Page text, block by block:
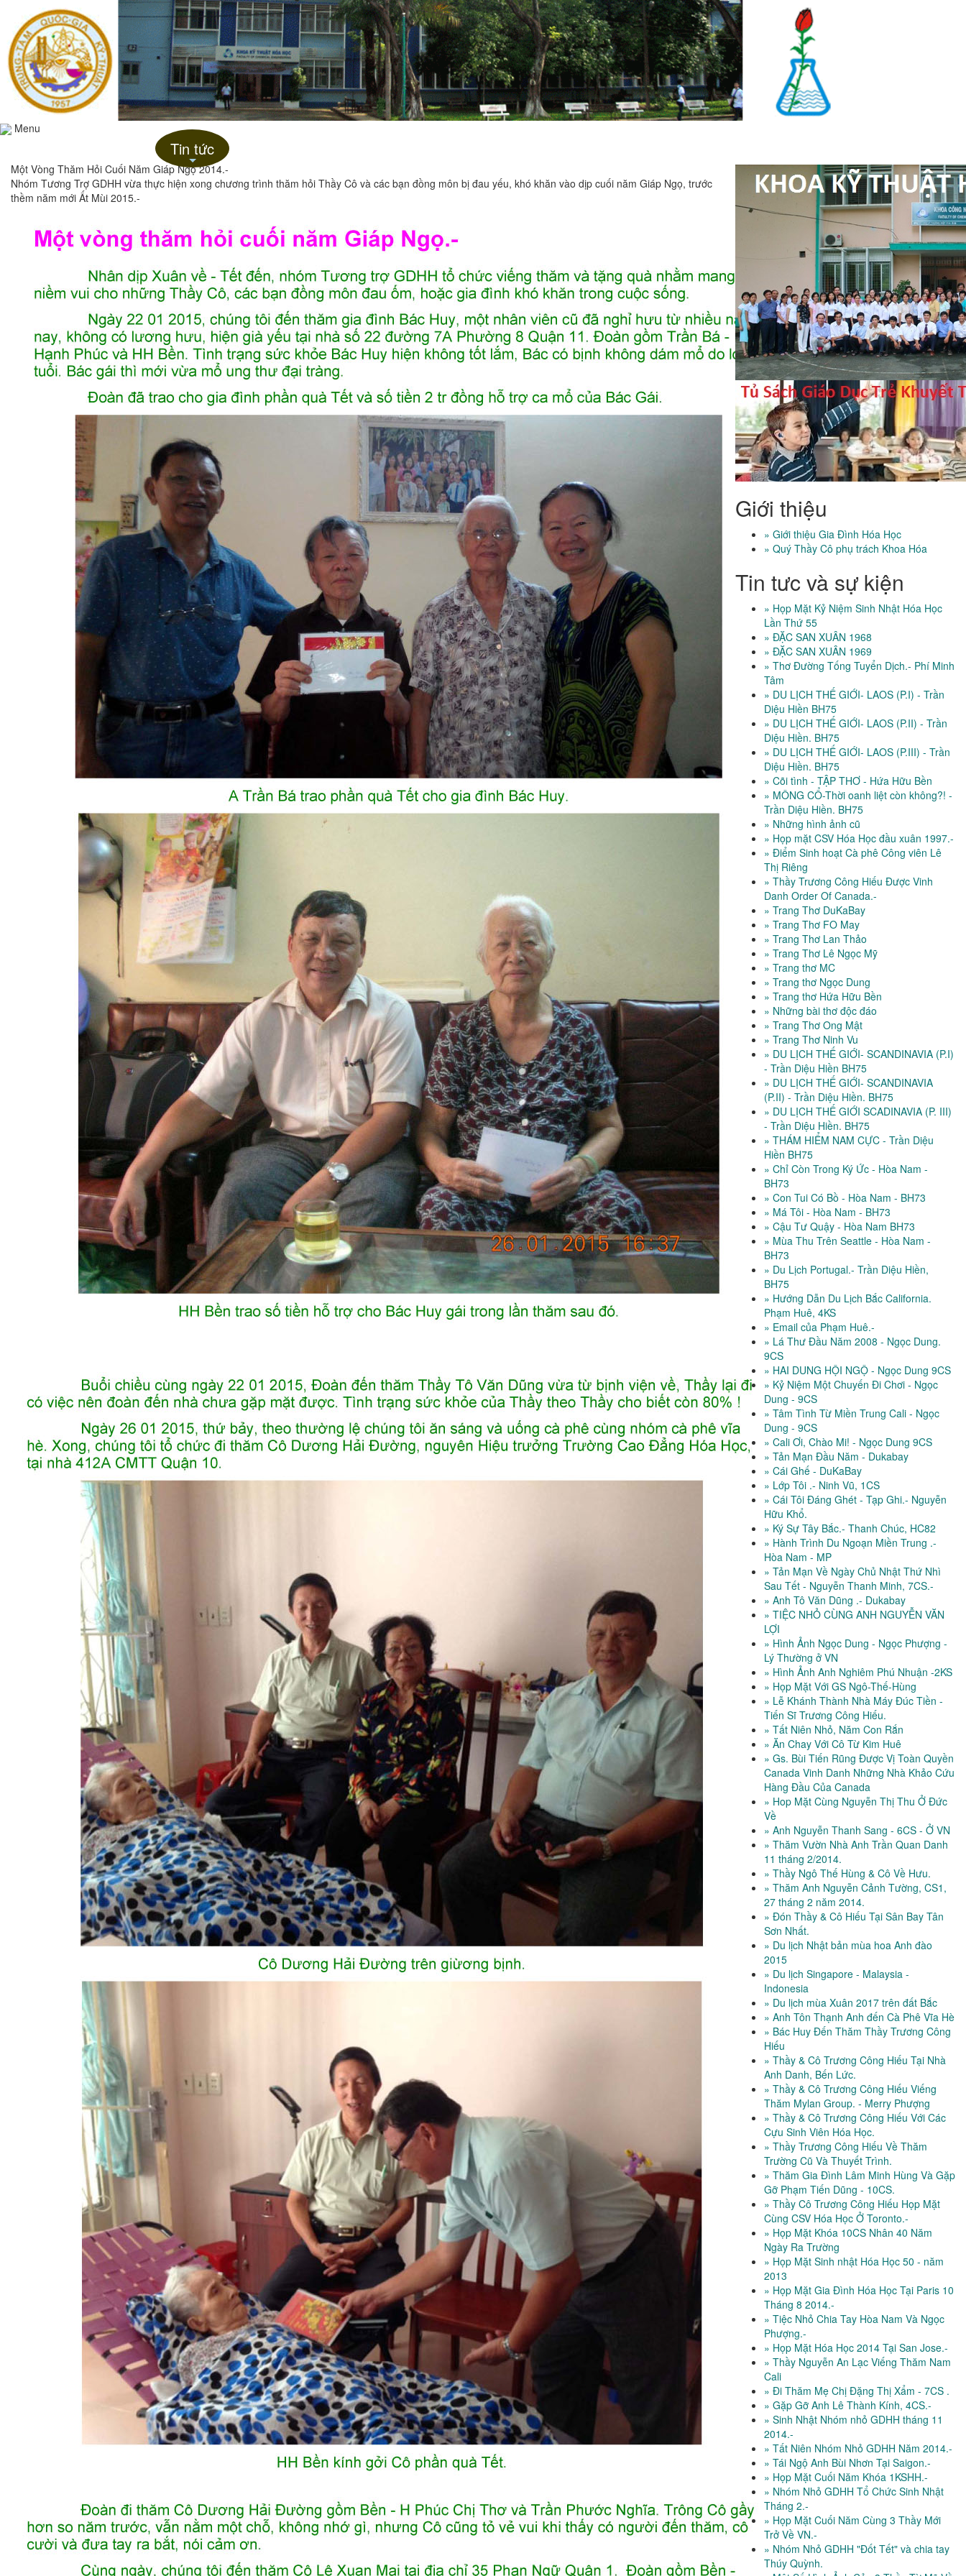
Menu
+
Tin tức
Một Vòng Thăm Hỏi Cuối Năm Giáp Ngọ 2014.-
Nhóm Tương Trợ GDHH vừa thực hiện xong chương trình thăm hỏi Thầy Cô và các bạn đồng môn bị đau yếu, khó khăn vào dịp cuối năm Giáp Ngọ, trước
thềm năm mới Ất Mùi 2015.-
Giới thiệu
» Giới thiệu Gia Đình Hóa Học
» Quý Thầy Cô phụ trách Khoa Hóa
Tin tưc và sự kiện
» Họp Mặt Kỷ Niệm Sinh Nhật Hóa Học
Lần Thứ 55
» ĐẶC SAN XUÂN 1968
» ĐẶC SAN XUÂN 1969
» Thơ Đường Tống Tuyển Dịch.- Phí Minh
Tâm
» DU LỊCH THẾ GIỚI- LAOS (P.I) - Trần
Diệu Hiền BH75
» DU LỊCH THẾ GIỚI- LAOS (P.II) - Trần
Diệu Hiền. BH75
» DU LỊCH THẾ GIỚI- LAOS (P.III) - Trần
Diệu Hiền. BH75
» Cõi tình - TẬP THƠ - Hứa Hữu Bền
» MÔNG CỔ-Thời oanh liệt còn không?! -
Trần Diệu Hiền. BH75
» Những hình ảnh cũ
» Họp mặt CSV Hóa Học đầu xuân 1997.-
» Điểm Sinh hoạt Cà phê Công viên Lê
Thị Riêng
» Thầy Trương Công Hiếu Được Vinh
Danh Order Of Canada.-
» Trang Thơ DuKaBay
» Trang Thơ FO May
» Trang Thơ Lan Thảo
» Trang Thơ Lê Ngọc Mỹ
» Trang thơ MC
» Trang thơ Ngọc Dung
» Trang thơ Hứa Hữu Bền
» Những bài thơ độc đáo
» Trang Thơ Ong Mật
» Trang Thơ Ninh Vu
» DU LỊCH THẾ GIỚI- SCANDINAVIA (P.I)
- Trần Diệu Hiền BH75
» DU LỊCH THẾ GIỚI- SCANDINAVIA
(P.II) - Trần Diệu Hiền. BH75
» DU LỊCH THẾ GIỚI SCADINAVIA (P. III)
- Trần Diệu Hiền. BH75
» THÁM HIỂM NAM CỰC - Trần Diệu
Hiền BH75
» Chỉ Còn Trong Ký Ức - Hòa Nam -
BH73
» Con Tui Có Bồ - Hòa Nam - BH73
» Má Tôi - Hòa Nam - BH73
» Cậu Tư Quậy - Hòa Nam BH73
» Mùa Thu Trên Seattle - Hòa Nam -
BH73
» Du Lịch Portugal.- Trần Diệu Hiền,
BH75
» Hướng Dẫn Du Lịch Bắc California.
Phạm Huê, 4KS
» Email của Phạm Huê.-
» Lá Thư Đầu Năm 2008 - Ngọc Dung.
9CS
» HAI DUNG HỘI NGỘ - Ngọc Dung 9CS
» Kỷ Niệm Một Chuyến Đi Chơi - Ngọc
Dung - 9CS
» Tâm Tình Từ Miền Trung Cali - Ngọc
Dung - 9CS
» Cali Ơi, Chào Mi! - Ngọc Dung 9CS
» Tản Mạn Đầu Năm - Dukabay
» Cái Ghế - DuKaBay
» Lớp Tôi .- Ninh Vũ, 1CS
» Cái Tôi Đáng Ghét - Tạp Ghi.- Nguyễn
Hữu Khổ.
» Ký Sự Tây Bắc.- Thanh Chúc, HC82
» Hành Trình Du Ngoạn Miền Trung .-
Hòa Nam - MP
» Tản Mạn Về Ngày Chủ Nhật Thứ Nhì
Sau Tết - Nguyễn Thanh Minh, 7CS.-
» Anh Tô Văn Dũng .- Dukabay
» TIỆC NHỎ CÙNG ANH NGUYỄN VĂN
LỢI
» Hình Ảnh Ngọc Dung - Ngọc Phượng -
Lý Thường ở VN
» Hình Ảnh Anh Nghiêm Phú Nhuận -2KS
» Họp Mặt Với GS Ngô-Thế-Hùng
» Lễ Khánh Thành Nhà Máy Đúc Tiền -
Tiến Sĩ Trương Công Hiếu.
» Tất Niên Nhỏ, Năm Con Rắn
» Ăn Chay Với Cô Từ Kim Huê
» Gs. Bùi Tiến Rũng Được Vị Toàn Quyền
Canada Vinh Danh Những Nhà Khảo Cứu
Hàng Đầu Của Canada
» Hop Mặt Cùng Nguyễn Thị Thu Ở Đức
Về
» Anh Nguyễn Thanh Sang - 6CS - Ở VN
» Thăm Vườn Nhà Anh Trần Quan Danh
11 tháng 2/2014.
» Thầy Ngô Thế Hùng & Cô Về Hưu.
» Thăm Anh Nguyễn Cảnh Tường, CS1,
27 tháng 2 năm 2014.
» Đón Thầy & Cô Hiếu Tại Sân Bay Tân
Sơn Nhất.
» Du lịch Nhật bản mùa hoa Anh đào
2015
» Du lịch Singapore - Malaysia -
Indonesia
» Du lịch mùa Xuân 2017 trên đất Bắc
» Anh Tôn Thạnh Anh đến Cà Phê Vĩa Hè
» Bác Huy Đến Thăm Thầy Trương Công
Hiếu
» Thầy & Cô Trương Công Hiếu Tại Nhà
Anh Danh, Bến Lức.
» Thầy & Cô Trương Công Hiếu Viếng
Thăm Mylan Group. - Merry Phượng
» Thầy & Cô Trương Công Hiếu Với Các
Cựu Sinh Viên Hóa Học.
» Thầy Trương Công Hiếu Về Thăm
Trường Cũ Và Thuyết Trình.
» Thăm Gia Đình Lâm Minh Hùng Và Gặp
Gỡ Phạm Tiến Dũng - 10CS.
» Thầy Cô Trương Công Hiếu Họp Mặt
Cùng CSV Hóa Học Ở Toronto.-
» Họp Mặt Khóa 10CS Nhân 40 Năm
Ngày Ra Trường
» Họp Mặt Sinh nhật Hóa Học 50 - năm
2013
» Họp Mặt Gia Đình Hóa Học Tại Paris 10
Tháng 8 2014.-
» Tiệc Nhỏ Chia Tay Hòa Nam Và Ngọc
Phượng.-
» Họp Mặt Hóa Học 2014 Tại San Jose.-
» Thầy Nguyễn An Lạc Viếng Thăm Nam
Cali
» Đi Thăm Mẹ Chị Đặng Thị Xẩm - 7CS .
» Gặp Gỡ Anh Lê Thành Kính, 4CS.-
» Sinh Nhật Nhóm nhỏ GDHH tháng 11
2014.-
» Tất Niên Nhóm Nhỏ GDHH Năm 2014.-
» Tái Ngộ Anh Bùi Nhơn Tại Saigon.-
» Họp Mặt Cuối Năm Khóa 1KSHH.-
» Nhóm Nhỏ GDHH Tổ Chức Sinh Nhật
Tháng 2.-
» Họp Mặt Cuối Năm Cùng 3 Thầy Mới
Trở Về VN.-
» Nhóm Nhỏ GDHH "Đốt Tết" và chia tay
Thúy Quỳnh.